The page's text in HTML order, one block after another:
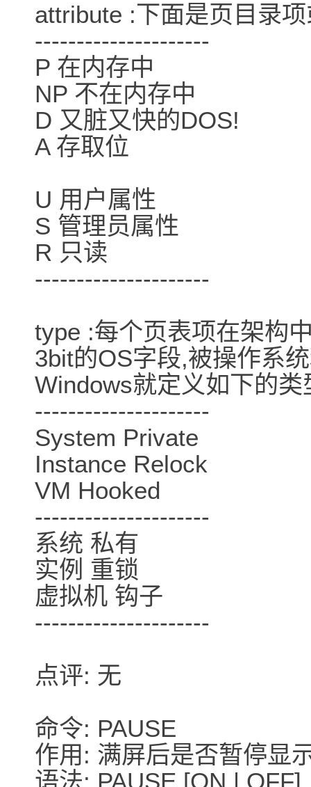
attribute :下面是页目录
---------------------
P 在内存中
NP 不在内存中
D 又脏又快的DOS!
A 存取位
U 用户属性
S 管理员属性
R 只读
---------------------
type :每个页表项在架构
3bit的OS字段,被操作系
Windows就定义如下的类
---------------------
System Private
Instance Relock
VM Hooked
---------------------
系统 私有
实例 重锁
虚拟机 钩子
---------------------
点评: 无
命令: PAUSE
作用: 满屏后是否暂停显
语法: PAUSE [ON | OFF]